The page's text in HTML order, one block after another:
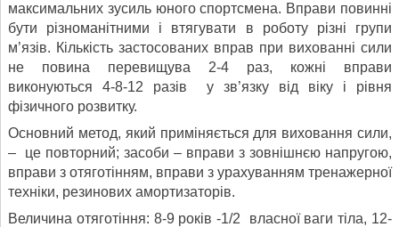
максимальних зусиль юного спортсмена. Вправи повинні
бути різноманітними і втягувати в роботу різні групи
м’язів. Кількість застосованих вправ при вихованні сили
не повина перевищува 2-4 раз, кожні вправи
виконуються 4-8-12 разів у зв’язку від віку і рівня
фізичного розвитку.
Основний метод, який приміняється для виховання сили,
– це повторний; засоби – вправи з зовнішнєю напругою,
вправи з отяготінням, вправи з урахуванням тренажерної
техніки, резинових амортизаторів.
Величина отяготіння: 8-9 років -1/2 власної ваги тіла, 12-